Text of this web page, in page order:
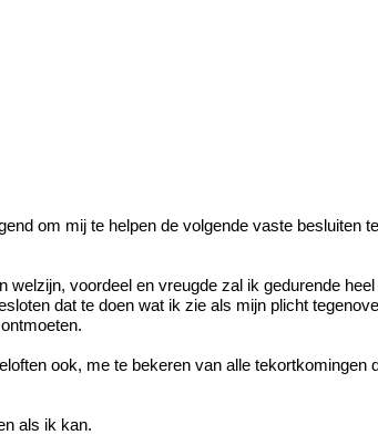
om mij te helpen de volgende vaste besluiten
voordeel en vreugde zal ik gedurende
dat te doen wat ik zie als mijn plicht
ook, me te bekeren van alle
als ik kan.